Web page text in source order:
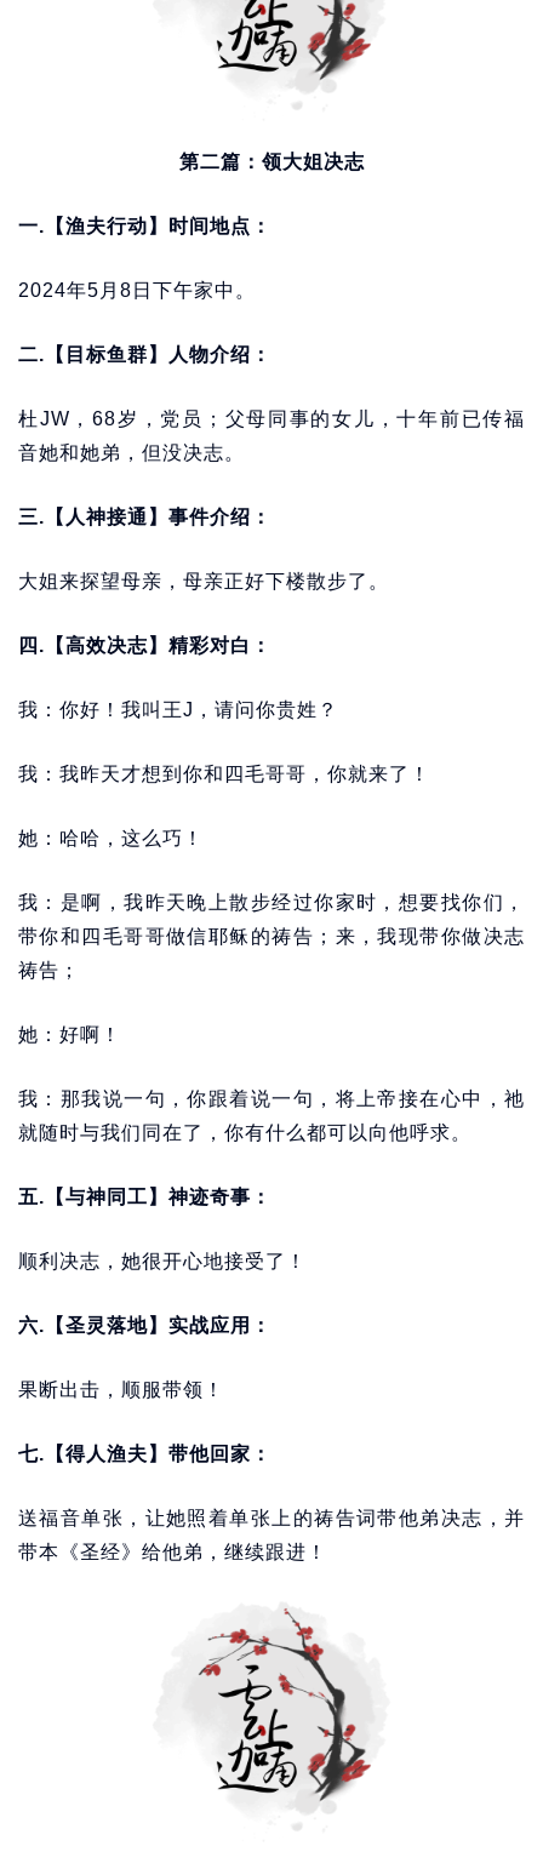
第二篇：领大姐决志
一.【渔夫行动】时间地点：
2024年5月8日下午家中。
二.【目标鱼群】人物介绍：
杜JW，68岁，党员；父母同事的女儿，十年前已传福
音她和她弟，但没决志。
三.【人神接通】事件介绍：
大姐来探望母亲，母亲正好下楼散步了。
四.【高效决志】精彩对白：
我：你好！我叫王J，请问你贵姓？
我：我昨天才想到你和四毛哥哥，你就来了！
她：哈哈，这么巧！
我：是啊，我昨天晚上散步经过你家时，想要找你们，
带你和四毛哥哥做信耶稣的祷告；来，我现带你做决志
祷告；
她：好啊！
我：那我说一句，你跟着说一句，将上帝接在心中，祂
就随时与我们同在了，你有什么都可以向他呼求。
五.【与神同工】神迹奇事：
顺利决志，她很开心地接受了！
六.【圣灵落地】实战应用：
果断出击，顺服带领！
七.【得人渔夫】带他回家：
送福音单张，让她照着单张上的祷告词带他弟决志，并
带本《圣经》给他弟，继续跟进！